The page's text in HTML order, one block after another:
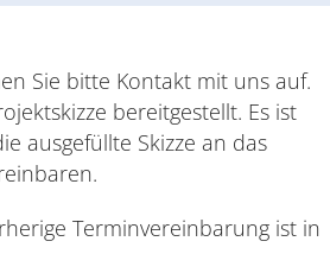
Sie bitte Kontakt mit uns auf.
bereitgestellt. Es ist
ausgefüllte Skizze an das
Terminvereinbarung ist in